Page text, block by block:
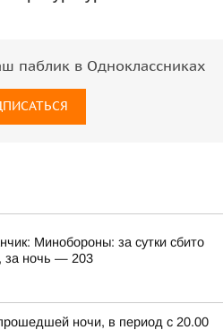
паблик в Одноклассниках
Минобороны: за сутки сбито
за ночь — 203
ночи, в период с 20.00